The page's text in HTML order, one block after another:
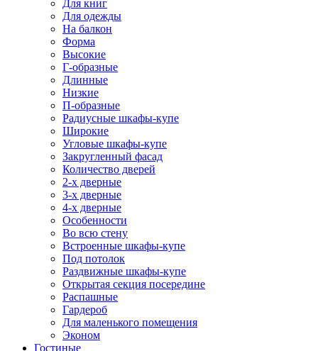
Для книг
Для одежды
На балкон
Форма
Высокие
Г-образные
Длинные
Низкие
П-образные
Радиусные шкафы-купе
Широкие
Угловые шкафы-купе
Закругленный фасад
Количество дверей
2-х дверные
3-х дверные
4-х дверные
Особенности
Во всю стену
Встроенные шкафы-купе
Под потолок
Раздвижные шкафы-купе
Открытая секция посередине
Распашные
Гардероб
Для маленького помещения
Эконом
Гостиные